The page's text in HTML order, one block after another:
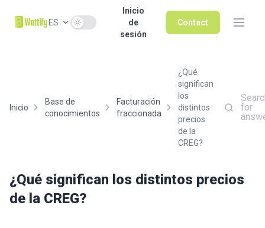
ES Use setting
Inicio
de
sesión
Contact
Inicio
Base de
conocimientos
Facturación
fraccionada
¿Qué
significan
los
distintos
precios
de la
CREG?
for
¿Qué significan los distintos precios
de la CREG?